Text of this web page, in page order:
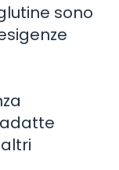
sono